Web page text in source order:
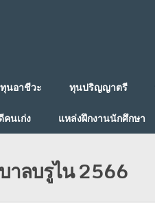
ทุนอาชีวะ ทุนปริญญาตรี
นเก่ง แหล่งฝึกงานนักศึกษา
าลบรูไน 2566